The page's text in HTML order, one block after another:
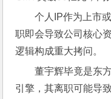
个人IP作为上市
职即会导致公司核心
逻辑构成重大拷问。
董宇辉毕竟是东
引擎，其离职可能导